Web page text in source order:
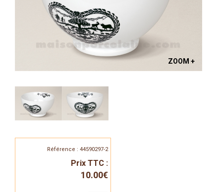
ZOOM +
Référence : 44590297-2
Prix TTC :
10.00€